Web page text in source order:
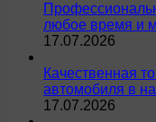
любое время и
17.07.2026
Качественная
автомобиля в
17.07.2026